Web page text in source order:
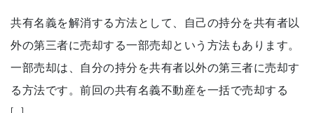
共有名義を解消する方法として、自己の持分を共有者以
外の第三者に売却する一部売却という方法もあります。
一部売却は、自分の持分を共有者以外の第三者に売却す
る方法です。前回の共有名義不動産を一括で売却する